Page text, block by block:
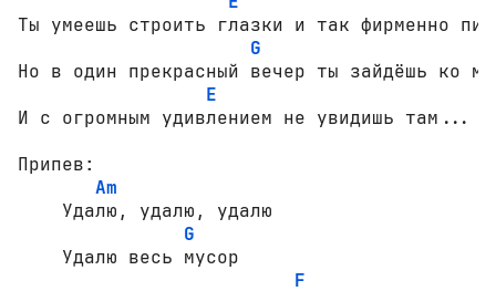
Ты умеешь строить глазки и так фирменно
G
Но в один прекрасный вечер ты зайдёшь ко
E
И с огромным удивлением не увидишь там...
Припев:
Am
    Удалю, удалю, удалю
G
    Удалю весь мусор
F